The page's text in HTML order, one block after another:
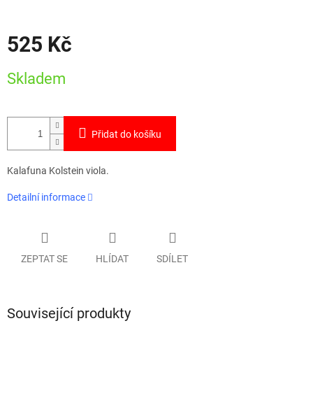
525 Kč
cena:
Skladem
Přidat do košíku
Kalafuna Kolstein viola.
Detailní informace
ZEPTAT SE HLÍDAT SDÍLET
Související produkty